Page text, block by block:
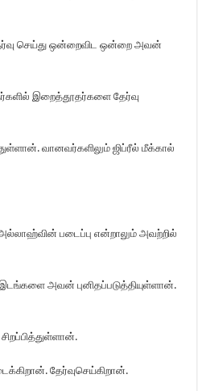
செய்து ஒன்றைவிட ஒன்றை அவன்
இறைத்தூதர்களை தேர்வு
வானவர்களிலும் ஜிப்ரீல் மீக்கால்
படைப்பு என்றாலும் அவற்றில்
அவன் புனிதப்படுத்தியுள்ளான்.
தேர்வுசெய்கிறான்.